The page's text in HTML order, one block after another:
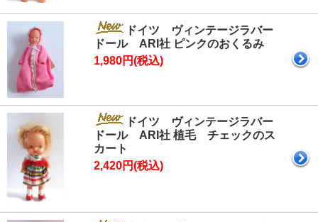
ドイツ ヴィンテージラバー
ドール ARI社 ピンクのおくるみ
1,980円(税込)
ドイツ ヴィンテージラバー
ドール ARI社 植毛 チェックのス
カート
2,420円(税込)